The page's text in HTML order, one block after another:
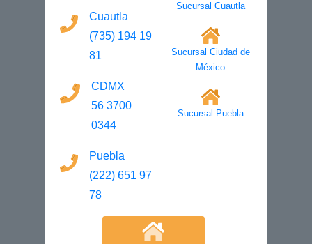
Cuautla
(735) 194 19
81
CDMX
56 3700
0344
Puebla
(222) 651 97
78
Sucursal Cuautla
Sucursal Ciudad de
México
Sucursal Puebla